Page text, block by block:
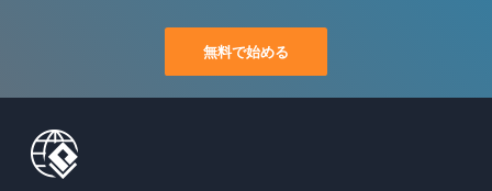
無料で始める